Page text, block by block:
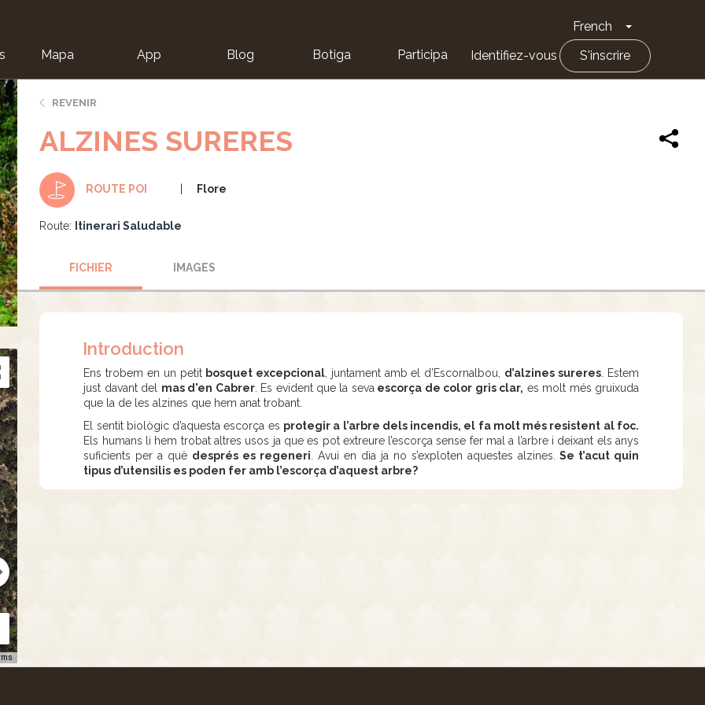
French Toggle
Mapa App Blog Botiga Participa Identifiez-vous S'inscrire
REVENIR
ALZINES SURERES
ROUTE POI Flore
Route: Itinerari Saludable
FICHIER IMAGES
Introduction
Ens trobem en un petitbosquet excepcional, juntament amb el d’Escornalbou, d’alzines sureres . Estem
just davant del mas d'en Cabrer. Es evident que la seva escorça de color gris clar, es molt més gruixuda
que la de les alzines que hem anat trobant.
El sentit biològic d’aquesta escorça es protegir a l’arbre dels incendis, el fa molt més resistent al foc.
Els humans li hem trobat altres usos ja que es pot extreure l’escorça sense fer mal a l’arbre i deixant els anys
suficients per a què després es regeneri . Avui en dia ja no s’exploten aquestes alzines. Se t’acut quin
tipus d’utensilis es poden fer amb l’escorça d’aquest arbre?